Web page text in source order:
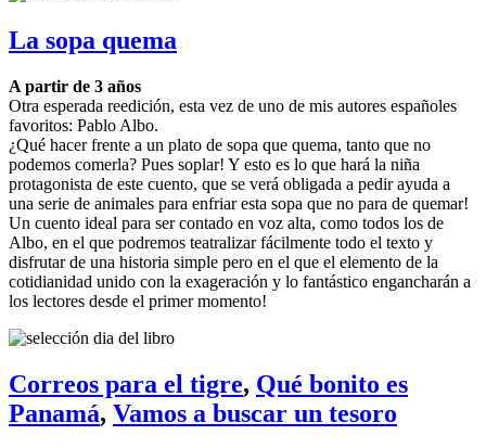
La sopa quema
A partir de 3 años
Otra esperada reedición, esta vez de uno de mis autores españoles
favoritos: Pablo Albo.
¿Qué hacer frente a un plato de sopa que quema, tanto que no
podemos comerla? Pues soplar! Y esto es lo que hará la niña
protagonista de este cuento, que se verá obligada a pedir ayuda a
una serie de animales para enfriar esta sopa que no para de quemar!
Un cuento ideal para ser contado en voz alta, como todos los de
Albo, en el que podremos teatralizar fácilmente todo el texto y
disfrutar de una historia simple pero en el que el elemento de la
cotidianidad unido con la exageración y lo fantástico engancharán a
los lectores desde el primer momento!
Correos para el tigre, Qué bonito es
Panamá, Vamos a buscar un tesoro